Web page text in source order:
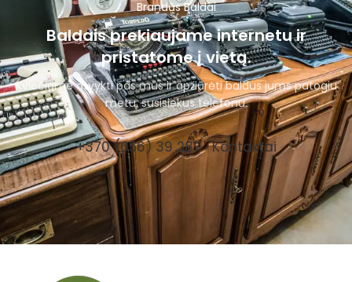
Brandūs Baldai
Baldais prekiaujame internetu ir
pristatome į vietą.
Kviečiame atvykti pas mus ir apžiūrėti baldus jums patogiu
metu, susisiekus telefonu.
+370 (656) 39 287 Kontaktai